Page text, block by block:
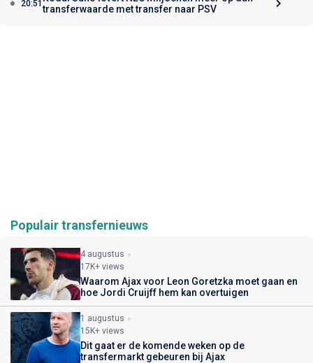
20:51 transferwaarde met transfer naar PSV
Populair transfernieuws
4 augustus
17K+ views
Waarom Ajax voor Leon Goretzka moet gaan en
hoe Jordi Cruijff hem kan overtuigen
1 augustus
15K+ views
Dit gaat er de komende weken op de
transfermarkt gebeuren bij Ajax